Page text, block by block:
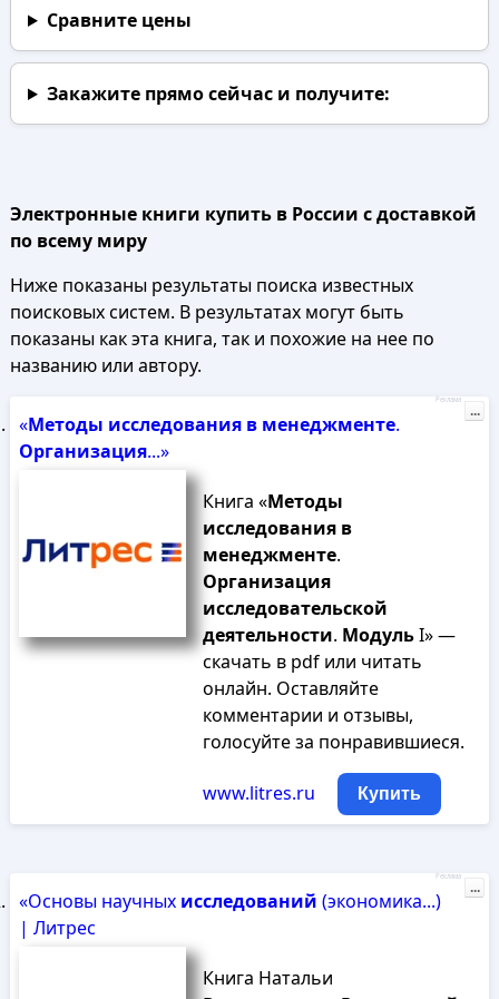
Сравните цены
Закажите прямо сейчаси получите:
Электронные книги купить в России с доставкой
по всему миру
Ниже показаны результаты поиска известных
поисковых систем. В результатах могут быть
показаны как эта книга, так и похожие на нее по
названию или автору.
«Методы исследования в менеджменте.
Организация...»
Книга «Методы
исследования в
менеджменте.
Организация
исследовательской
деятельности. МодульI» —
скачать в pdf или читать
онлайн. Оставляйте
комментарии и отзывы,
голосуйте за понравившиеся.
www.litres.ru Купить
Реклама
...
«Основы научных исследований (экономика...)
| Литрес
Книга Натальи
Реклама
...